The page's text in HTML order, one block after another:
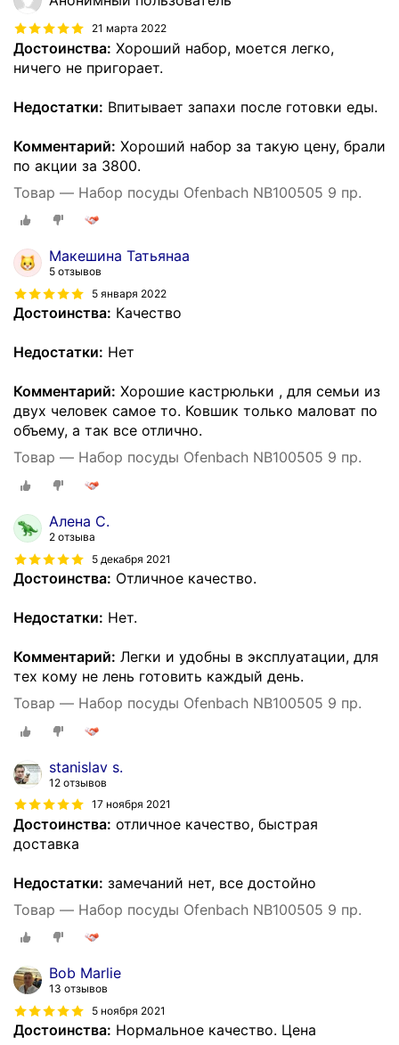
21 марта 2022
Достоинства: Хороший набор, моется легко,
ничего не пригорает.
Недостатки: Впитывает запахи после готовки еды.
Комментарий: Хороший набор за такую цену, брали
по акции за 3800.
Товар — Набор посуды Ofenbach NB100505 9 пр.
Макешина Татьянаа
5 отзывов
5 января 2022
Достоинства: Качество
Недостатки: Нет
Комментарий: Хорошие кастрюльки , для семьи из
двух человек самое то. Ковшик только маловат по
объему, а так все отлично.
Товар — Набор посуды Ofenbach NB100505 9 пр.
Алена С.
2 отзыва
5 декабря 2021
Достоинства: Отличное качество.
Недостатки: Нет.
Комментарий: Легки и удобны в эксплуатации, для
тех кому не лень готовить каждый день.
Товар — Набор посуды Ofenbach NB100505 9 пр.
stanislav s.
12 отзывов
17 ноября 2021
Достоинства: отличное качество, быстрая
доставка
Недостатки: замечаний нет, все достойно
Товар — Набор посуды Ofenbach NB100505 9 пр.
Bob Marlie
13 отзывов
5 ноября 2021
Достоинства: Нормальное качество. Цена